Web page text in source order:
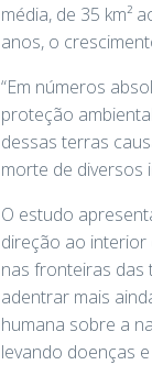
média, de 35 km²
anos, o
“Em números
proteção
dessas terras
morte de diversos
O estudo
direção ao interior
nas fronteiras das
adentrar mais
humana sobre a
levando doenças